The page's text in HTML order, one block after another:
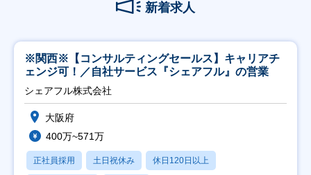
新着求人
※関西※【コンサルティングセールス】キャリアチ
ェンジ可！／自社サービス『シェアフル』の営業
シェアフル株式会社
大阪府
400万~571万
正社員採用 土日祝休み 休日120日以上